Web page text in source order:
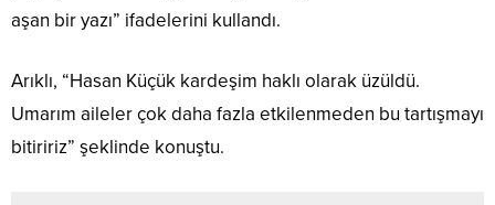
aşan bir yazı” ifadelerini kullandı.
Arıklı, “Hasan Küçük kardeşim haklı olarak üzüldü.
Umarım aileler çok daha fazla etkilenmeden bu tartışmayı
bitiririz” şeklinde konuştu.